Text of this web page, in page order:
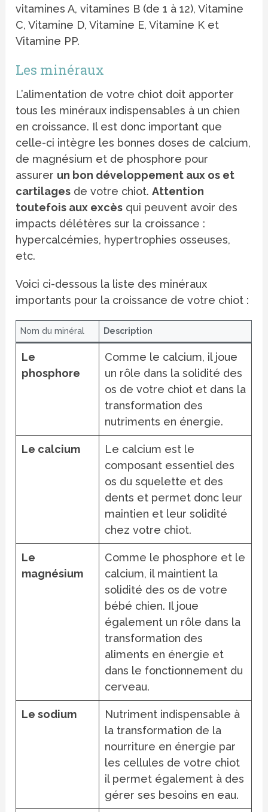
vitamines A, vitamines B (de 1 à 12), Vitamine
C, Vitamine D, Vitamine E, Vitamine K et
Vitamine PP.
Les minéraux
L’alimentation de votre chiot doit apporter
tous les minéraux indispensables à un chien
en croissance. Il est donc important que
celle-ci intègre les bonnes doses de calcium,
de magnésium et de phosphore pour
assurer un bon développement aux os et
cartilages de votre chiot.Attention
toutefois aux excès qui peuvent avoir des
impacts délétères sur la croissance :
hypercalcémies, hypertrophies osseuses,
etc.
Voici ci-dessous la liste des minéraux
importants pour la croissance de votre chiot :
Nom du minéral Description
Le
phosphore
Comme le calcium, il joue
un rôle dans la solidité des
os de votre chiot et dans la
transformation des
nutriments en énergie.
Le calcium
Le calcium est le
composant essentiel des
os du squelette et des
dents et permet donc leur
maintien et leur solidité
chez votre chiot.
Le
magnésium
Comme le phosphore et le
calcium, il maintient la
solidité des os de votre
bébé chien. Il joue
également un rôle dans la
transformation des
aliments en énergie et
dans le fonctionnement du
cerveau.
Le sodium
Nutriment indispensable à
la transformation de la
nourriture en énergie par
les cellules de votre chiot
il permet également à des
gérer ses besoins en eau.